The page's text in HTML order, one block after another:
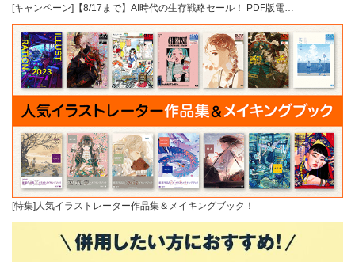
[キャンペーン]【8/17まで】AI時代の生存戦略セール！ PDF版電…
[特集]人気イラストレーター作品集＆メイキングブック！